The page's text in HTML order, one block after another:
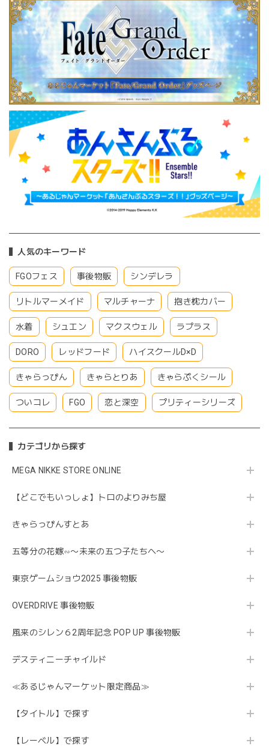
人気のキーワード
FGOフェス 事後物販 シンデレラ
リトルマーメイド マルチャーナ 抱き枕カバー
水着 シュエン マクスウェル ラプラス
DORO レッドフード ハイスクールD×D
きゃらっぴん きゃらとりあ きゃらぷくシール
ついコレ FGO 恋と深空 プリティーシリーズ
カテゴリから探す
MEGA NIKKE STORE ONLINE
【どこでもいっしょ】トロのよりみち屋
きゃらっぴんすとあ
五等分の花嫁∽〜未来の五つ子たちへ〜
東京ゲームショウ2025 事後物販
OVERDRIVE 事後物販
風来のシレン６2周年記念 POP UP 事後物販
デスティニーチャイルド
≪あるじゃんマーケット限定商品≫
【タイトル】で探す
【レーベル】で探す